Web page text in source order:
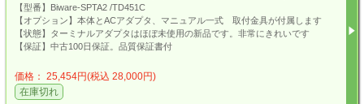
【型番】Biware-SPTA2 /TD451C
【オプション】本体とACアダプタ、マニュアル一式 取付金具が付属します
【状態】ターミナルアダプタはほぼ未使用の新品です。非常にきれいです
【保証】中古100日保証。品質保証書付
価格： 25,454円(税込 28,000円)
在庫切れ